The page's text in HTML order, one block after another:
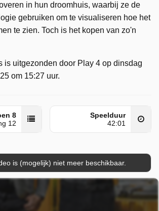
in hun droomhuis, waarbij ze de
gebruiken om te visualiseren hoe het
te zien. Toch is het kopen van zo'n
is uitgezonden door Play 4 op dinsdag
om 15:27 uur.
8
12
Speelduur
42:01
is (mogelijk) niet meer beschikbaar.